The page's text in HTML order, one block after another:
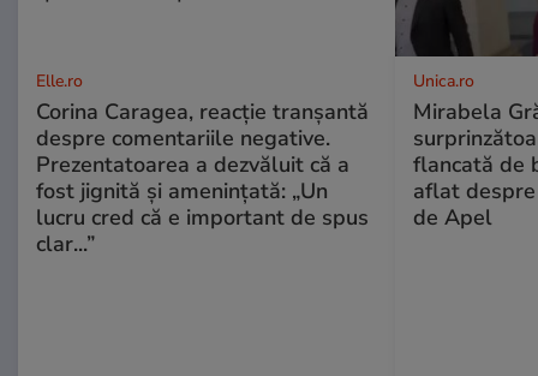
Elle.ro
Corina Caragea, reacție tranșantă
despre comentariile negative.
Prezentatoarea a dezvăluit că a
fost jignită și amenințată: „Un
lucru cred că e important de spus
clar...”
Unica.ro
Mirabela
flancată de
aflat
de Apel